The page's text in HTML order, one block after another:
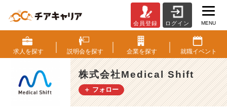
式
会
社
M
e
d
会員登録 ログイン MENU
求人を探す 説明会を探す 企業を探す 就職イベント
株式会社Medical Shift
＋ フォロー